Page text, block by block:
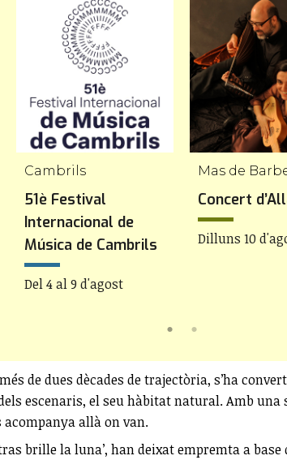
Cambrils
51è Festival
Internacional de
Música de Cambrils
Del 4 al 9 d'agost
Mas de
Concert
Dilluns 10
de dues dècades de trajectòria, s’ha
escenaris, el seu hàbitat natural. Amb
allà on van.
brille la luna’, han deixat empremta a